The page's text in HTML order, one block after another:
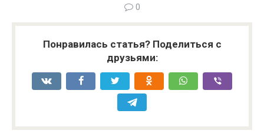
0
Понравилась статья? Поделиться с
друзьями: